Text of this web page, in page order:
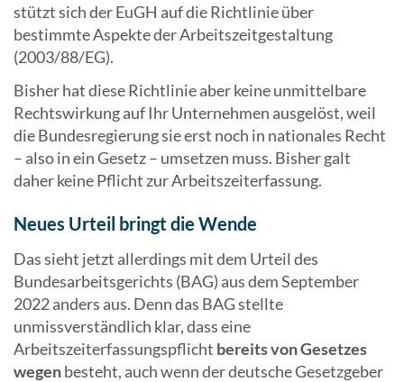
stützt sich der EuGH auf die Richtlinie über
bestimmte Aspekte der Arbeitszeitgestaltung
(2003/88/EG).
Bisher hat diese Richtlinie aber keine unmittelbare
Rechtswirkung auf Ihr Unternehmen ausgelöst, weil
die Bundesregierung sie erst noch in nationales Recht
– also in ein Gesetz – umsetzen muss. Bisher galt
daher keine Pflicht zur Arbeitszeiterfassung.
Neues Urteil bringt die Wende
Das sieht jetzt allerdings mit dem Urteil des
Bundesarbeitsgerichts (BAG) aus dem September
2022 anders aus. Denn das BAG stellte
unmissverständlich klar, dass eine
Arbeitszeiterfassungspflicht bereits von Gesetzes
wegenbesteht, auch wenn der deutsche Gesetzgeber